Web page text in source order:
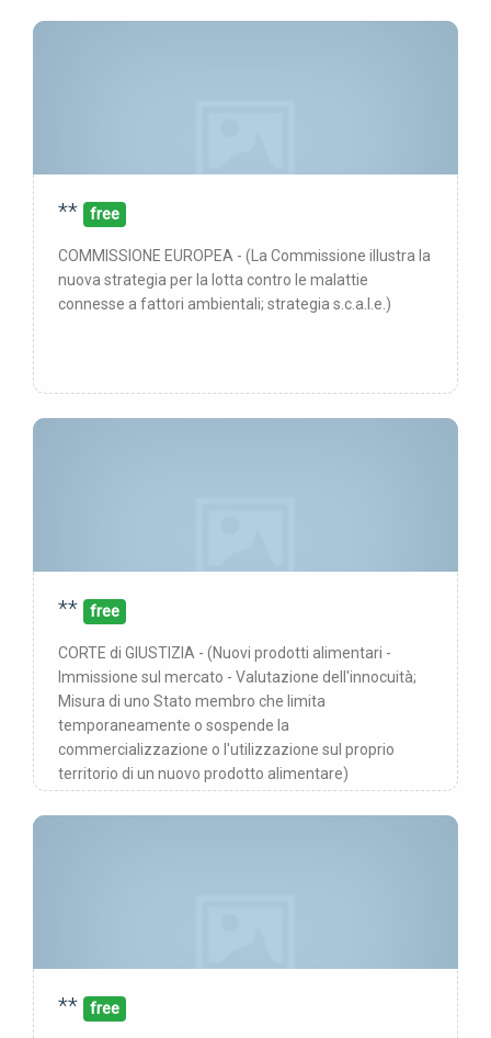
pubblicata:00/00/00
** free
COMMISSIONE EUROPEA - (La Commissione illustra la
nuova strategia per la lotta contro le malattie
connesse a fattori ambientali; strategia s.c.a.l.e.)
pubblicata:00/00/00
** free
CORTE di GIUSTIZIA - (Nuovi prodotti alimentari -
Immissione sul mercato - Valutazione dell'innocuità;
Misura di uno Stato membro che limita
temporaneamente o sospende la
commercializzazione o l'utilizzazione sul proprio
territorio di un nuovo prodotto alimentare)
pubblicata:00/00/00
** free